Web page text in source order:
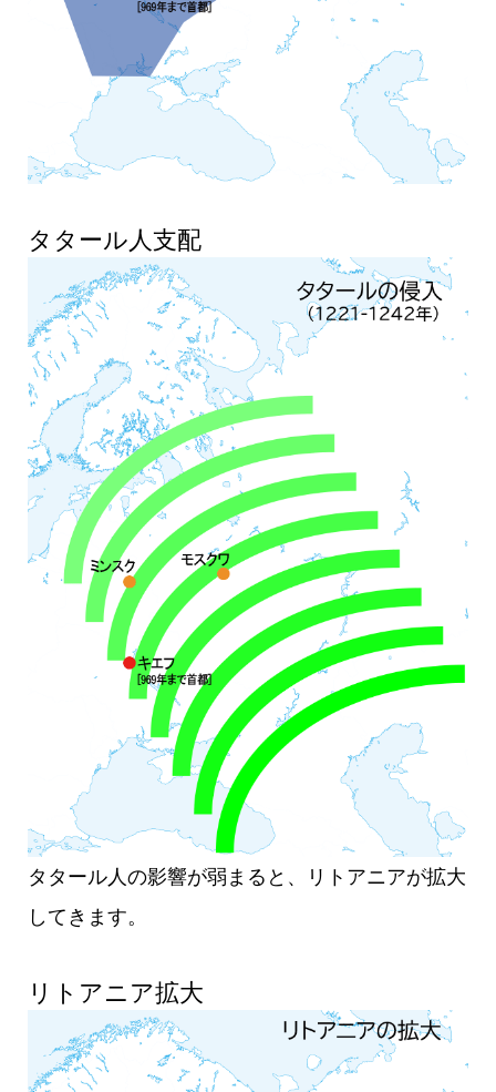
タタール人支配
タタール人の影響が弱まると、リトアニアが拡大
してきます。
リトアニア拡大